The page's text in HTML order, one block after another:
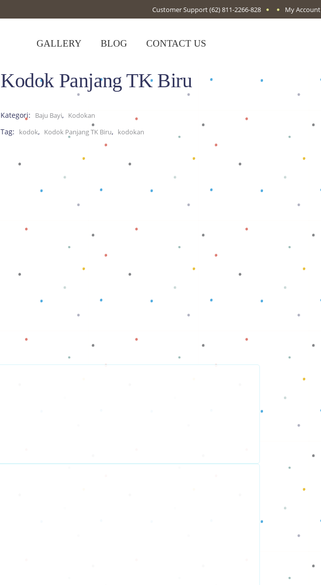
Customer Support(62) 811-2266-828 My Account
GALLERY BLOG CONTACT US
Kodok Panjang TK Biru
Kategori: Baju Bayi, Kodokan
Tag: kodok, Kodok Panjang TK Biru, kodokan